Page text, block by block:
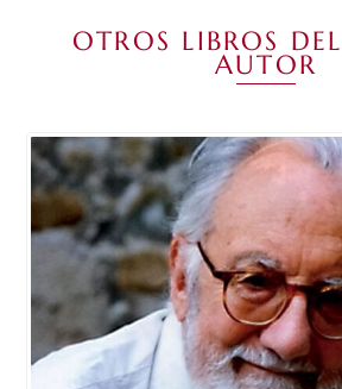
OTROS LIBROS
AUTOR